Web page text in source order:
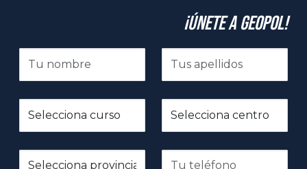
¡Únete a GeoPol!